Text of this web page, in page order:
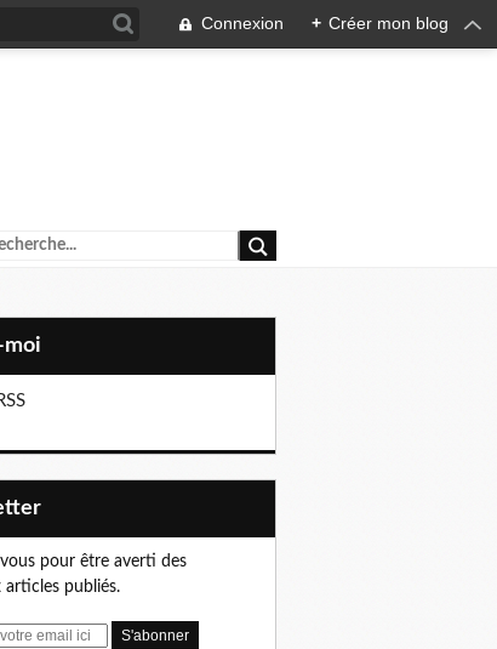
Connexion + Créer mon blog
moi
pour être averti des
articles publiés.